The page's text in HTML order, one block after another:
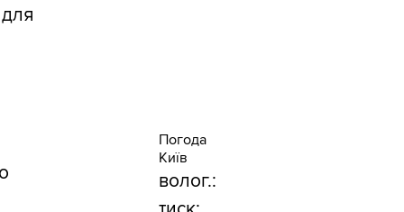
Погода
Київ
волог.: